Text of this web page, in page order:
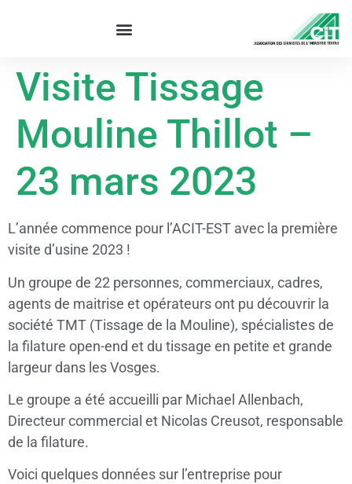
Visite Tissage
Mouline Thillot –
23 mars 2023
L’année commence pour l’ACIT-EST avec la première
visite d’usine 2023 !
Un groupe de 22 personnes, commerciaux, cadres,
agents de maitrise et opérateurs ont pu découvrir la
société TMT (Tissage de la Mouline), spécialistes de
la filature open-end et du tissage en petite et grande
largeur dans les Vosges.
Le groupe a été accueilli par Michael Allenbach,
Directeur commercial et Nicolas Creusot, responsable
de la filature.
Voici quelques données sur l’entreprise pour